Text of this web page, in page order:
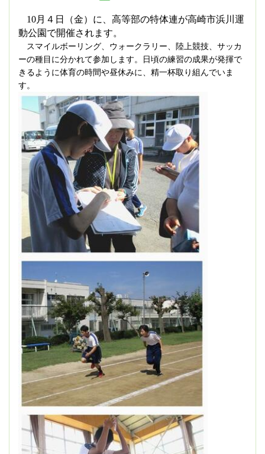
10月４日（金）に、高等部の特体連が高崎市浜川運
動公園で開催されます。
スマイルボーリング、ウォークラリー、陸上競技、サッカ
ーの種目に分かれて参加します。日頃の練習の成果が発揮で
きるように体育の時間や昼休みに、精一杯取り組んでいま
す。